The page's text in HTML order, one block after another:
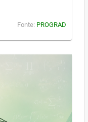
Fonte: PROGRAD